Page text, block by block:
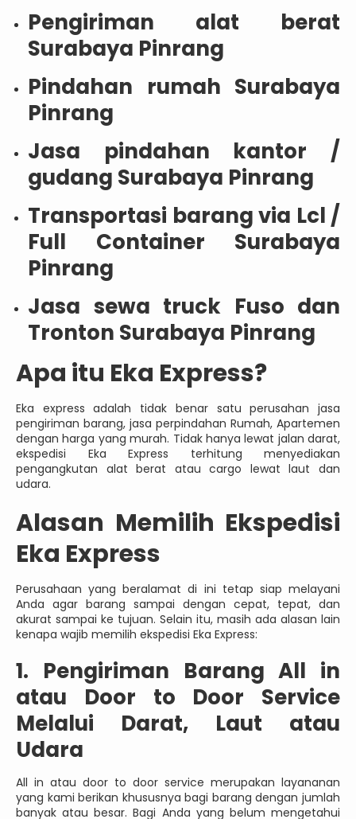
Pengiriman alat berat
Surabaya Pinrang
Pindahan rumah Surabaya
Pinrang
Jasa pindahan kantor /
gudang Surabaya Pinrang
Transportasi barang via Lcl /
Full Container Surabaya
Pinrang
Jasa sewa truck Fuso dan
Tronton Surabaya Pinrang
Apa itu Eka Express?
Eka express adalah tidak benar satu perusahan jasa
pengiriman barang, jasa perpindahan Rumah, Apartemen
dengan harga yang murah. Tidak hanya lewat jalan darat,
ekspedisi Eka Express terhitung menyediakan
pengangkutan alat berat atau cargo lewat laut dan
udara.
Alasan Memilih Ekspedisi
Eka Express
Perusahaan yang beralamat di ini tetap siap melayani
Anda agar barang sampai dengan cepat, tepat, dan
akurat sampai ke tujuan. Selain itu, masih ada alasan lain
kenapa wajib memilih ekspedisi Eka Express:
1. Pengiriman Barang All in
atau Door to Door Service
Melalui Darat, Laut atau
Udara
All in atau door to door service merupakan layananan
yang kami berikan khususnya bagi barang dengan jumlah
banyak atau besar. Bagi Anda yang belum mengetahui